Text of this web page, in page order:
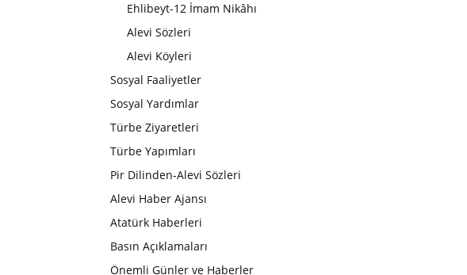
Ehlibeyt-12 İmam Nikâhı
Alevi Sözleri
Alevi Köyleri
Sosyal Faaliyetler
Sosyal Yardımlar
Türbe Ziyaretleri
Türbe Yapımları
Pir Dilinden-Alevi Sözleri
Alevi Haber Ajansı
Atatürk Haberleri
Basın Açıklamaları
Önemli Günler ve Haberler